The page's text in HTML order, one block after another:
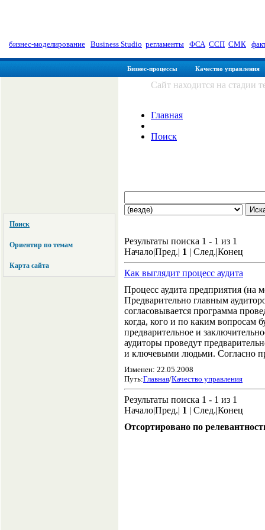
бизнес-моделирование Business Studio регламенты ФСА| ССП СМК
Бизнес-процессы Качество управления
Поиск
Ориентир по темам
Карта сайта
Сайт находится на стадии
Главная
Поиск
Результаты поиска 1 - 1 из 1
Начало|Пред.| 1 | След.|Конец
Как выглядит процесс аудита
Процесс аудита предприятия (на
Предварительно главным
согласовывается программа
когда, кого и по каким вопросам
предварительное и
аудиторы проведут
и ключевыми людьми. Согласно
Изменен: 22.05.2008
Путь:Главная/Качество управления
Результаты поиска 1 - 1 из 1
Начало|Пред.| 1 | След.|Конец
Отсортировано по